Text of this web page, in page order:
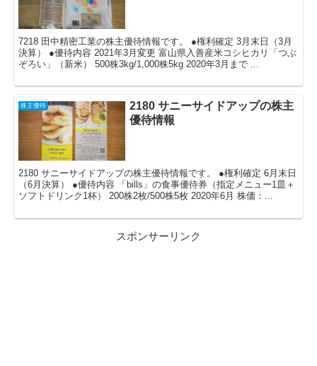
7218 田中精密工業の株主優待情報です。 ●権利確定 3月末日（3月
決算） ●優待内容 2021年3月変更 富山県入善産米コシヒカリ「つぶ
ぞろい」（新米） 500株3kg/1,000株5kg 2020年3月まで ...
株主優待
2180 サニーサイドアップの株主
優待情報
2180 サニーサイドアップの株主優待情報です。 ●権利確定 6月末日
（6月決算） ●優待内容 「bills」の食事優待券（指定メニュー1皿＋
ソフトドリンク1杯） 200株2枚/500株5枚 2020年6月 株価：...
スポンサーリンク